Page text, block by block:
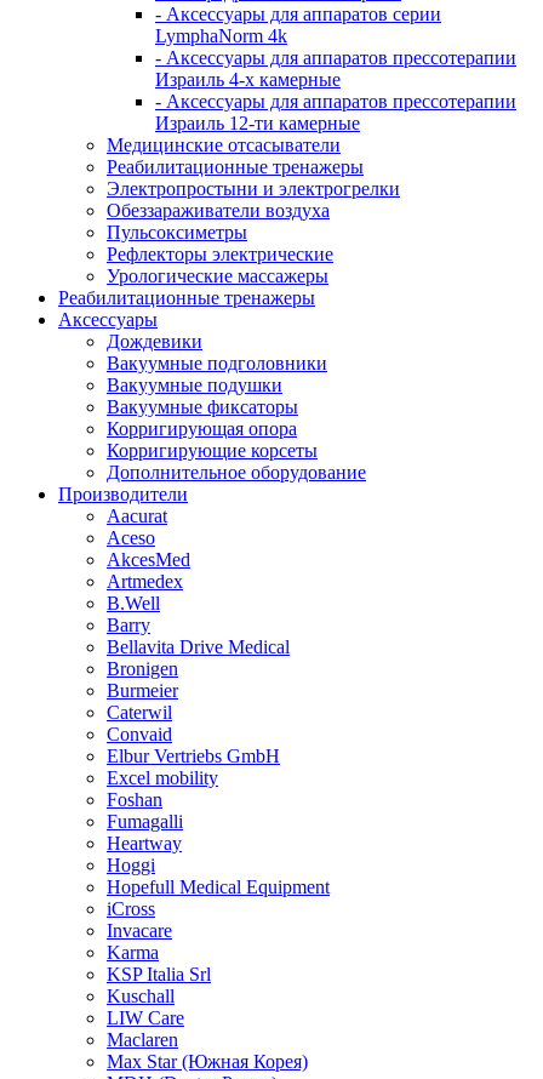
- Аксессуары для аппаратов серии
LymphaNorm 4k
- Аксессуары для аппаратов прессотерапии
Израиль 4-х камерные
- Аксессуары для аппаратов прессотерапии
Израиль 12-ти камерные
Медицинские отсасыватели
Реабилитационные тренажеры
Электропростыни и электрогрелки
Обеззараживатели воздуха
Пульсоксиметры
Рефлекторы электрические
Урологические массажеры
Реабилитационные тренажеры
Аксессуары
Дождевики
Вакуумные подголовники
Вакуумные подушки
Вакуумные фиксаторы
Корригирующая опора
Корригирующие корсеты
Дополнительное оборудование
Производители
Aacurat
Aceso
AkcesMed
Artmedex
B.Well
Barry
Bellavita Drive Medical
Bronigen
Burmeier
Caterwil
Convaid
Elbur Vertriebs GmbH
Excel mobility
Foshan
Fumagalli
Heartway
Hoggi
Hopefull Medical Equipment
iCross
Invacare
Karma
KSP Italia Srl
Kuschall
LIW Care
Maclaren
Max Star (Южная Корея)